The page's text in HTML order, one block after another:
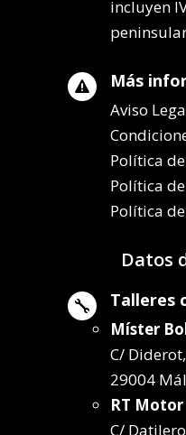
incluyen
 Más
Aviso
Política
Política
Política
Datos
 Talleres
Míster
C/
29004
RT Motor
C/